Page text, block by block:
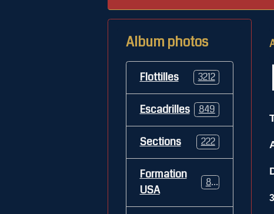
Album photos
Flottilles 3212
Escadrilles 849
Sections 222
Formation
USA
84